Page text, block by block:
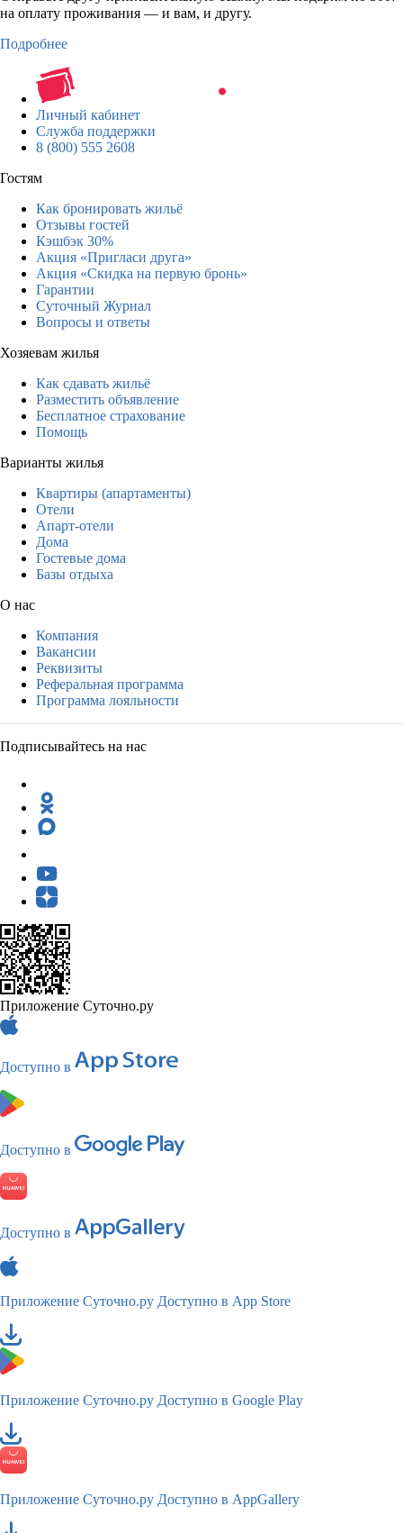
на оплату проживания — и вам, и другу.
Подробнее
Личный кабинет
Служба поддержки
8 (800) 555 2608
Гостям
Как бронировать жильё
Отзывы гостей
Кэшбэк 30%
Акция «Пригласи друга»
Акция «Скидка на первую бронь»
Гарантии
Суточный Журнал
Вопросы и ответы
Хозяевам жилья
Как сдавать жильё
Разместить объявление
Бесплатное страхование
Помощь
Варианты жилья
Квартиры (апартаменты)
Отели
Апарт-отели
Дома
Гостевые дома
Базы отдыха
О нас
Компания
Вакансии
Реквизиты
Реферальная программа
Программа лояльности
Подписывайтесь на нас
Приложение Суточно.ру
Доступно в
Доступно в
Доступно в
Приложение Суточно.ру Доступно в App Store
Приложение Суточно.ру Доступно в Google Play
Приложение Суточно.ру Доступно в AppGallery